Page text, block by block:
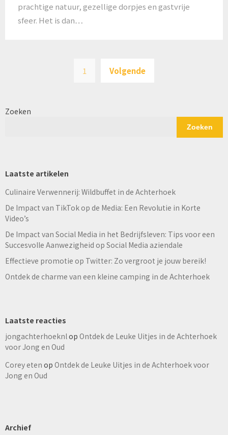
prachtige natuur, gezellige dorpjes en gastvrije
sfeer. Het is dan…
paginering
1 Volgende
Zoeken
Zoeken
Laatste artikelen
Culinaire Verwennerij: Wildbuffet in de Achterhoek
De Impact van TikTok op de Media: Een Revolutie in Korte
Video’s
De Impact van Social Media in het Bedrijfsleven: Tips voor een
Succesvolle Aanwezigheid op Social Media aziendale
Effectieve promotie op Twitter: Zo vergroot je jouw bereik!
Ontdek de charme van een kleine camping in de Achterhoek
Laatste reacties
jongachterhoeknl op Ontdek de Leuke Uitjes in de Achterhoek
voor Jong en Oud
Corey eten op Ontdek de Leuke Uitjes in de Achterhoek voor
Jong en Oud
Archief